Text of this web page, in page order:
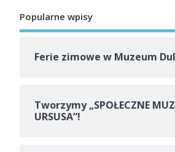
Popularne wpisy
Ferie zimowe w Muzeum
Tworzymy „SPOŁECZNE
URSUSA”!